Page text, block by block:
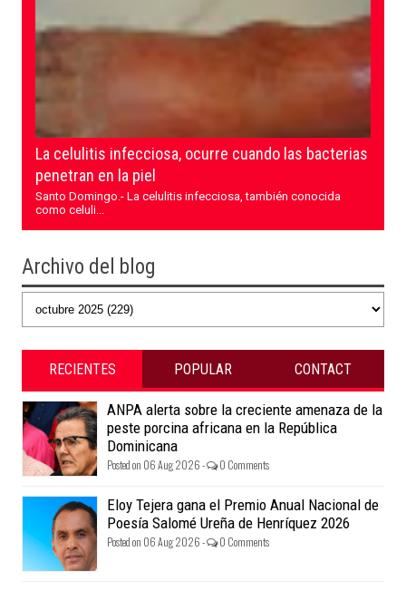
La celulitis infecciosa, ocurre cuando las bacterias
penetran en la piel
Santo Domingo.- La celulitis infecciosa, también conocida
como celuli...
Archivo del blog
RECIENTES POPULAR CONTACT
ANPA alerta sobre la creciente amenaza de la
peste porcina africana en la República
Dominicana
Posted on 06 Aug 2026 - 0 Comments
Eloy Tejera gana el Premio Anual Nacional de
Poesía Salomé Ureña de Henríquez 2026
Posted on 06 Aug 2026 - 0 Comments